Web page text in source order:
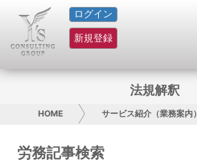
ログイン
新規登録
HOME
サービス紹介
グループ概要
採用情報
法規解釈
HOME サービス紹介（業務案内）
労務記事検索